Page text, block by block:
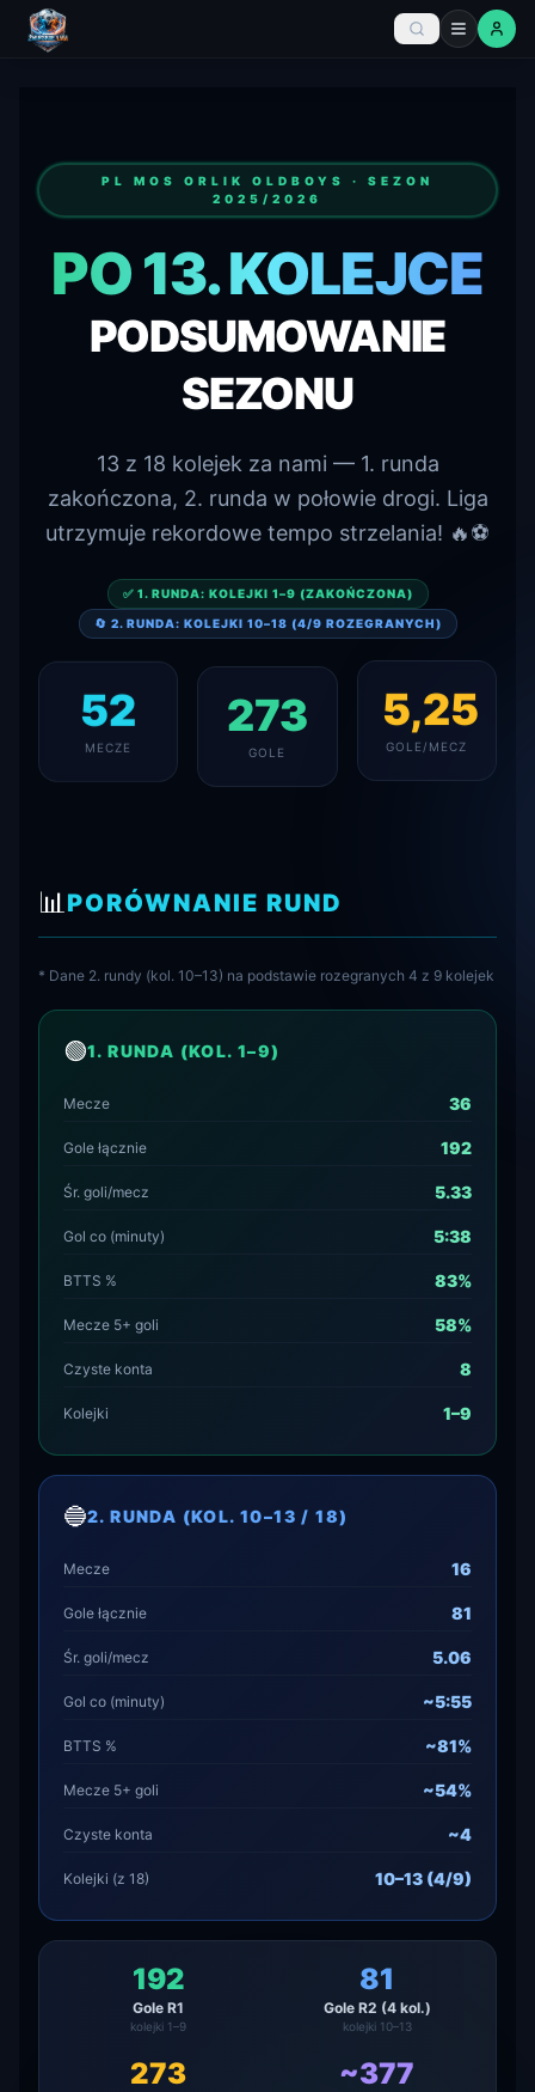
PL MOS ORLIK OLDBOYS · SEZON
2025/2026
PO 13. KOLEJCE
PODSUMOWANIE
SEZONU
13 z 18 kolejek za nami — 1. runda
zakończona, 2. runda w połowie drogi. Liga
utrzymuje rekordowe tempo strzelania! 🔥⚽
✅ 1. RUNDA: KOLEJKI 1–9 (ZAKOŃCZONA)
🔄 2. RUNDA: KOLEJKI 10–18 (4/9 ROZEGRANYCH)
52
MECZE
273
GOLE
5,25
GOLE/MECZ
📊PORÓWNANIE RUND
* Dane 2. rundy (kol. 10–13) na podstawie rozegranych 4 z 9 kolejek
🟢1. RUNDA (KOL. 1–9)
Mecze 36
Gole łącznie 192
Śr. goli/mecz 5.33
Gol co (minuty) 5:38
BTTS % 83%
Mecze 5+ goli 58%
Czyste konta 8
Kolejki 1–9
🔵2. RUNDA (KOL. 10–13 / 18)
Mecze 16
Gole łącznie 81
Śr. goli/mecz 5.06
Gol co (minuty) ~5:55
BTTS % ~81%
Mecze 5+ goli ~54%
Czyste konta ~4
Kolejki (z 18) 10–13 (4/9)
192
Gole R1
kolejki 1–9
81
Gole R2 (4 kol.)
kolejki 10–13
273 ~377